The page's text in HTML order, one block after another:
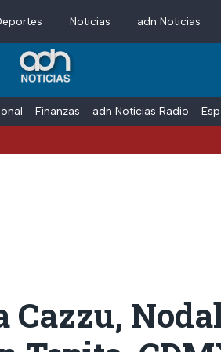
Noticias adn Noticias
Finanzas adn Noticias Radio
Cazzu,